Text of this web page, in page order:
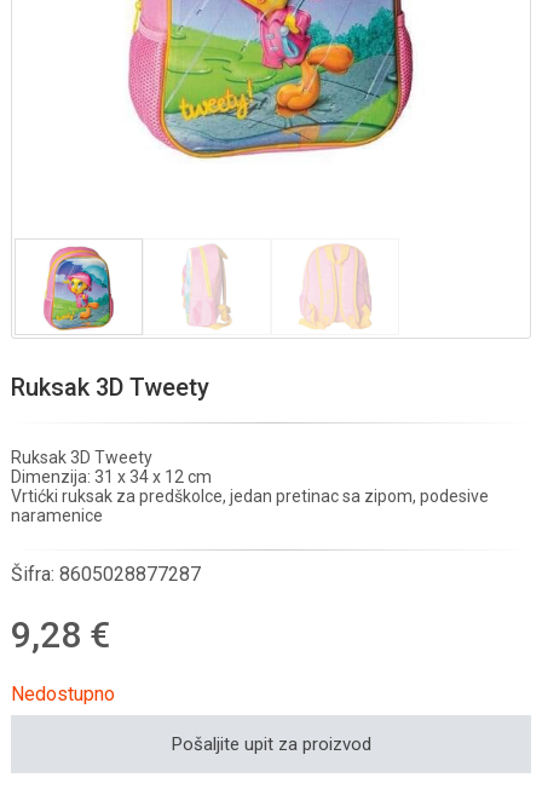
Ruksak 3D Tweety
Ruksak 3D Tweety
Dimenzija: 31 x 34 x 12 cm
Vrtićki ruksak za predškolce, jedan pretinac sa zipom, podesive
naramenice
Šifra: 8605028877287
9,28 €
Nedostupno
Pošaljite upit za proizvod